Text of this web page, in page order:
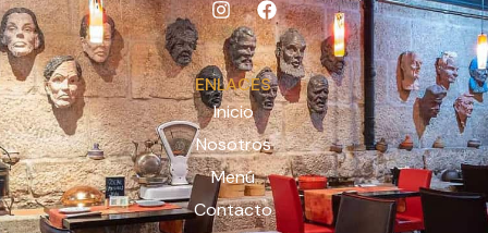
ENLACES
Inicio
Nosotros
Menú
Contacto